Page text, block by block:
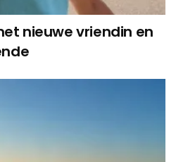
nieuwe vriendin en